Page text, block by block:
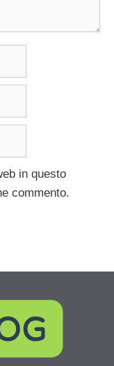
in questo
commento.